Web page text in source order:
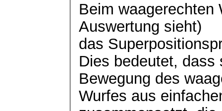
Beim waagerechten
Auswertung sieht)
das
Dies bedeutet, dass
Bewegung des
Wurfes aus